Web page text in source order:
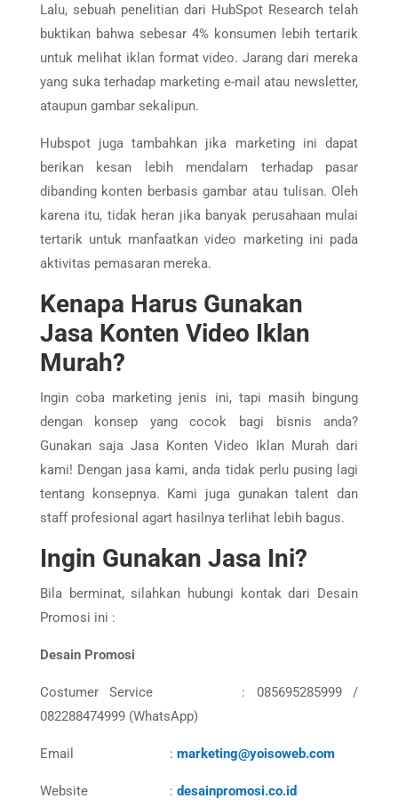
Lalu, sebuah penelitian dari HubSpot Research telah
buktikan bahwa sebesar 4% konsumen lebih tertarik
untuk melihat iklan format video. Jarang dari mereka
yang suka terhadap marketing e-mail atau newsletter,
ataupun gambar sekalipun.
Hubspot juga tambahkan jika marketing ini dapat
berikan kesan lebih mendalam terhadap pasar
dibanding konten berbasis gambar atau tulisan. Oleh
karena itu, tidak heran jika banyak perusahaan mulai
tertarik untuk manfaatkan video marketing ini pada
aktivitas pemasaran mereka.
Kenapa Harus Gunakan
Jasa Konten Video Iklan
Murah?
Ingin coba marketing jenis ini, tapi masih bingung
dengan konsep yang cocok bagi bisnis anda?
Gunakan saja Jasa Konten Video Iklan Murah dari
kami! Dengan jasa kami, anda tidak perlu pusing lagi
tentang konsepnya. Kami juga gunakan talent dan
staff profesional agart hasilnya terlihat lebih bagus.
Ingin Gunakan Jasa Ini?
Bila berminat, silahkan hubungi kontak dari Desain
Promosi ini :
Desain Promosi
Costumer Service : 085695285999 /
082288474999 (WhatsApp)
Email : marketing@yoisoweb.com
Website : desainpromosi.co.id